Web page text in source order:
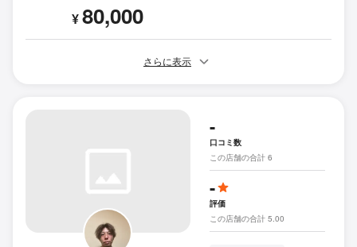
¥80,000
さらに表示
-
口コミ数
この店舗の合計 6
-
評価
この店舗の合計 5.00